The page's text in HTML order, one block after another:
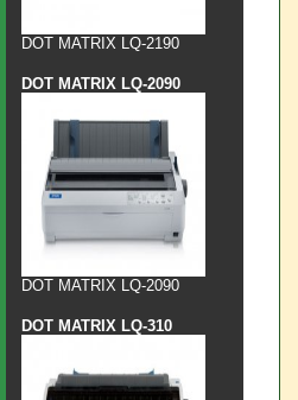
DOT MATRIX LQ-2190
DOT MATRIX LQ-2090
DOT MATRIX LQ-2090
DOT MATRIX LQ-310